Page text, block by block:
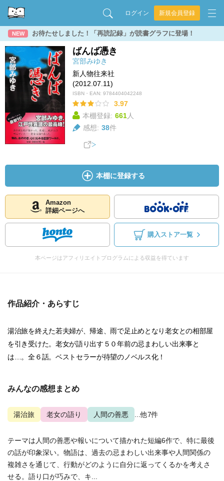
ログイン 新規会員登録
NEW お待たせしました！「再読記録」が読書グラフに登場！
ばんば憑き
宮部みゆき
新人物往来社
(2012.07.11)
ISBN・EAN: 9784404042248
3.97
本棚登録: 661人
感想: 38件
本棚に登録する
Amazon
詳細ページへ
購入ストア一覧
本ページはアフィリエイトプログラムによる収益を得ています
作品紹介・あらすじ
湯治旅を終えた若夫婦が、帰途、雨で足止めとなり老女との相部屋
を引き受けた。老女が語り出す５０年前の忌まわしい出来事と
は…。全６話。ベストセラーが待望のノベルス化！
みんなの感想まとめ
湯治旅 老女の語り 人間の善悪 ...他7件
テーマは人間の善悪や報いについて描かれた短編6作で、特に最後
の話が印象深い。物語は、過去の忌まわしい出来事や人間関係の
複雑さを通じて、行動がどのように自分に返ってくるかを考えさ
せる。語り口が巧みで、キ...